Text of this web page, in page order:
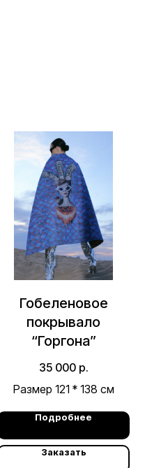
Гобеленовое
покрывало
“Горгона”
35 000 р.
Размер 121 * 138 см
Подробнее
Заказать